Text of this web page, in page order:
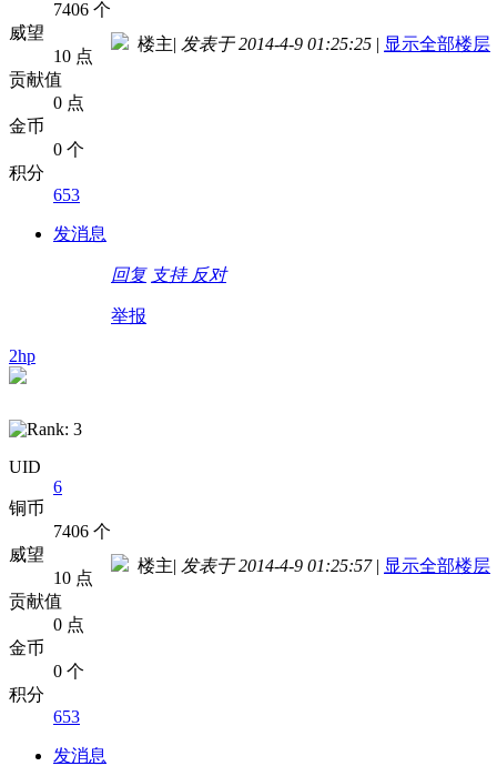
7406 个
威望
10 点
贡献值
0 点
金币
0 个
积分
653
发消息
楼主| 发表于 2014-4-9 01:25:25 | 显示全部楼层
回复 支持 反对
举报
2hp
UID
6
铜币
7406 个
威望
10 点
贡献值
0 点
金币
0 个
积分
653
发消息
楼主| 发表于 2014-4-9 01:25:57 | 显示全部楼层